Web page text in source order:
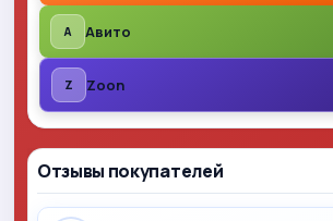
Отзывы покупателей
A Авито
Z Zoon